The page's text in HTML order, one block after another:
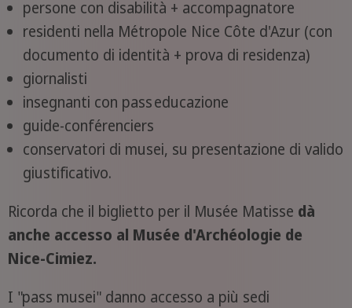
persone con disabilità + accompagnatore
residenti nella Métropole Nice Côte d'Azur (con
documento di identità + prova di residenza)
giornalisti
insegnanti con pass educazione
guide-conférenciers
conservatori di musei, su presentazione di valido
giustificativo.
Ricorda che il biglietto per il Musée Matisse dà
anche accesso al Musée d'Archéologie de
Nice‑Cimiez.
I "pass musei" danno accesso a più sedi